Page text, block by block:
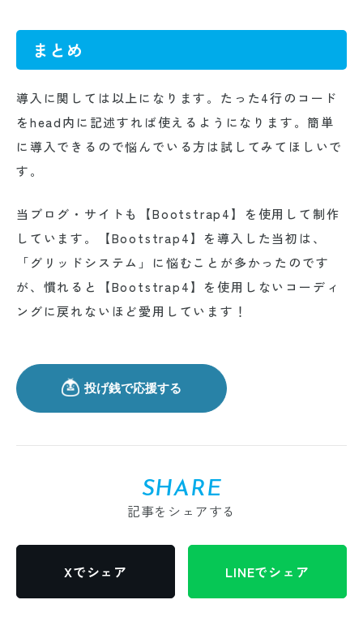
まとめ
導入に関しては以上になります。たった4行のコード
をhead内に記述すれば使えるようになります。簡単
に導入できるので悩んでいる方は試してみてほしいで
す。
当ブログ・サイトも【Bootstrap4】を使用して制作
しています。【Bootstrap4】を導入した当初は、
「グリッドシステム」に悩むことが多かったのです
が、慣れると【Bootstrap4】を使用しないコーディ
ングに戻れないほど愛用しています！
SHARE
記事をシェアする
Xでシェア LINEでシェア